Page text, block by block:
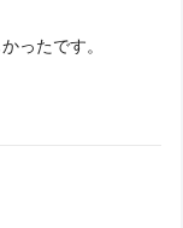
ったです。